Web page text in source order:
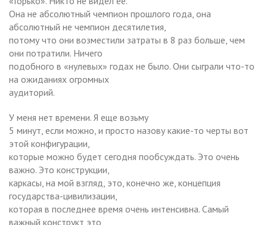
Она не абсолютный чемпион прошлого года, она
абсолютный не чемпион десятилетия,
потому что они возместили затраты в 8 раз больше, чем
они потратили. Ничего
подобного в «нулевых» годах не было. Они сыграли что-то
на ожиданиях огромных
аудиторий.
У меня нет времени. Я еще возьму
5 минут, если можно, и просто назову какие-то черты вот
этой конфигурации,
которые можно будет сегодня пообсуждать. Это очень
важно. Это конструкции,
каркасы, на мой взгляд, это, конечно же, концепция
государства-цивилизации,
которая в последнее время очень интенсивна. Самый
важный конструкт это